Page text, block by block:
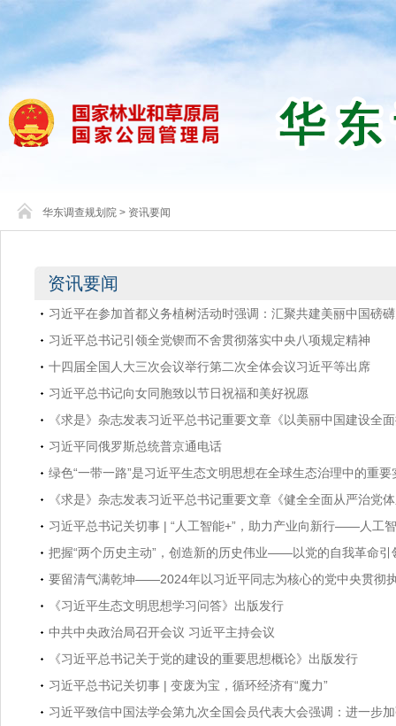
华东调查规划院 > 资讯要闻
资讯要闻
习近平在参加首都义务植树活动时强调：汇聚共建美丽中国磅
习近平总书记引领全党锲而不舍贯彻落实中央八项规定精神
十四届全国人大三次会议举行第二次全体会议习近平等出席
习近平总书记向女同胞致以节日祝福和美好祝愿
《求是》杂志发表习近平总书记重要文章《以美丽中国建设全
习近平同俄罗斯总统普京通电话
绿色“一带一路”是习近平生态文明思想在全球生态治理中的重要
《求是》杂志发表习近平总书记重要文章《健全全面从严治党
习近平总书记关切事 | “人工智能+”，助力产业向新行——人工
把握“两个历史主动”，创造新的历史伟业——以党的自我革命
要留清气满乾坤——2024年以习近平同志为核心的党中央贯彻
《习近平生态文明思想学习问答》出版发行
中共中央政治局召开会议 习近平主持会议
《习近平总书记关于党的建设的重要思想概论》出版发行
习近平总书记关切事 | 变废为宝，循环经济有“魔力”
习近平致信中国法学会第九次全国会员代表大会强调：进一步